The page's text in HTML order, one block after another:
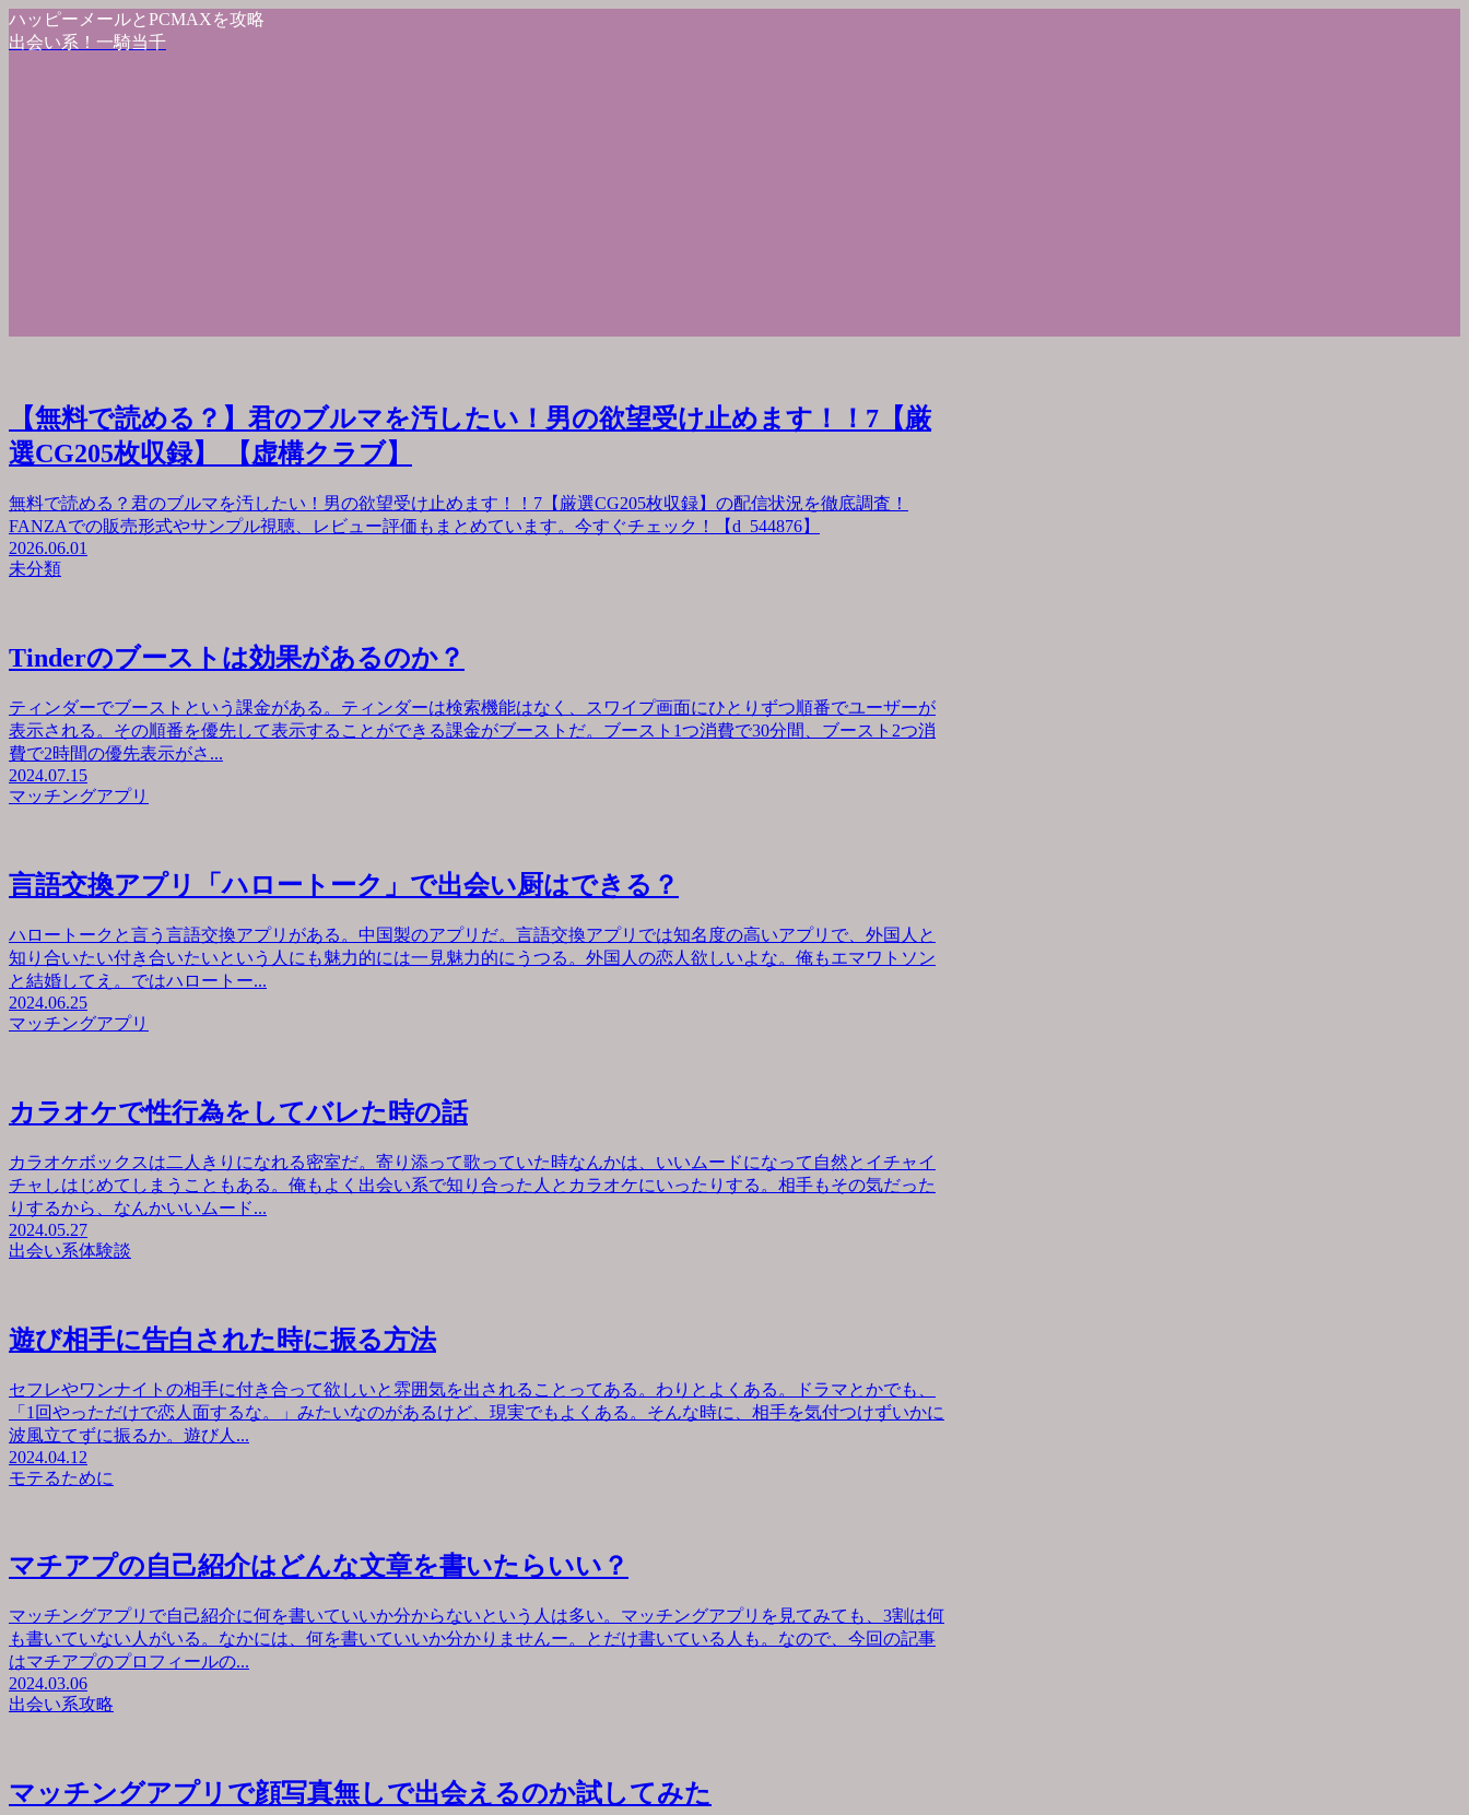
ハッピーメールとPCMAXを攻略
出会い系！一騎当千
【無料で読める？】君のブルマを汚したい！男の欲望受け止めます！！7【厳
選CG205枚収録】 【虚構クラブ】
無料で読める？君のブルマを汚したい！男の欲望受け止めます！！7【厳選CG205枚収録】の配信状況を徹底調査！
FANZAでの販売形式やサンプル視聴、レビュー評価もまとめています。今すぐチェック！【d_544876】
2026.06.01
未分類
Tinderのブーストは効果があるのか？
ティンダーでブーストという課金がある。ティンダーは検索機能はなく、スワイプ画面にひとりずつ順番でユーザーが
表示される。その順番を優先して表示することができる課金がブーストだ。ブースト1つ消費で30分間、ブースト2つ消
費で2時間の優先表示がさ...
2024.07.15
マッチングアプリ
言語交換アプリ「ハロートーク」で出会い厨はできる？
ハロートークと言う言語交換アプリがある。中国製のアプリだ。言語交換アプリでは知名度の高いアプリで、外国人と
知り合いたい付き合いたいという人にも魅力的には一見魅力的にうつる。外国人の恋人欲しいよな。俺もエマワトソン
と結婚してえ。ではハロートー...
2024.06.25
マッチングアプリ
カラオケで性行為をしてバレた時の話
カラオケボックスは二人きりになれる密室だ。寄り添って歌っていた時なんかは、いいムードになって自然とイチャイ
チャしはじめてしまうこともある。俺もよく出会い系で知り合った人とカラオケにいったりする。相手もその気だった
りするから、なんかいいムード...
2024.05.27
出会い系体験談
遊び相手に告白された時に振る方法
セフレやワンナイトの相手に付き合って欲しいと雰囲気を出されることってある。わりとよくある。ドラマとかでも、
「1回やっただけで恋人面するな。」みたいなのがあるけど、現実でもよくある。そんな時に、相手を気付つけずいかに
波風立てずに振るか。遊び人...
2024.04.12
モテるために
マチアプの自己紹介はどんな文章を書いたらいい？
マッチングアプリで自己紹介に何を書いていいか分からないという人は多い。マッチングアプリを見てみても、3割は何
も書いていない人がいる。なかには、何を書いていいか分かりませんー。とだけ書いている人も。なので、今回の記事
はマチアプのプロフィールの...
2024.03.06
出会い系攻略
マッチングアプリで顔写真無しで出会えるのか試してみた